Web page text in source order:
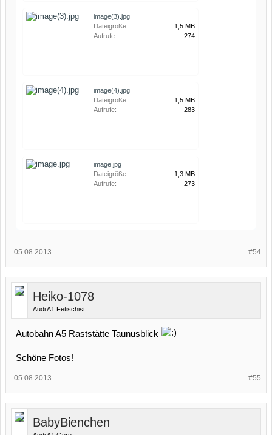
image(3).jpg
Dateigröße:
1,5 MB
Aufrufe:
274
image(4).jpg
Dateigröße:
1,5 MB
Aufrufe:
283
image.jpg
Dateigröße:
1,3 MB
Aufrufe:
273
#54
05.08.2013
Heiko-1078
Audi A1 Fetischist
Autobahn A5 Raststätte Taunusblick
Schöne Fotos!
#55
05.08.2013
BabyBienchen